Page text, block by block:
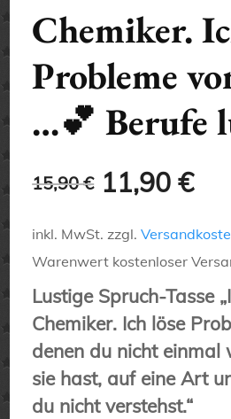
Chemiker.
Probleme
…💕 Berufe
15,90€
Preis
war:
15,90 €
11,90€
ist:
inkl. MwSt. zzgl.
Warenwert kostenloser
Lustige Spruch-Tasse
Chemiker. Ich löse
denen du nicht einmal
sie hast, auf eine Art
du nicht verstehst.“